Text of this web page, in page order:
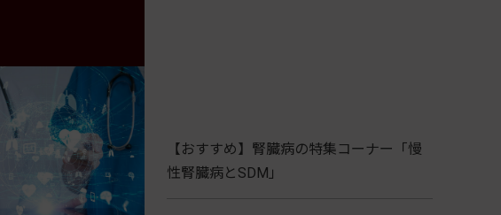
【おすすめ】腎臓病の特集コーナー「慢
性腎臓病とSDM」